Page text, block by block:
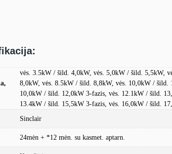
vės. 3.5kW / šild. 4,0kW, vės. 5,0kW / šild. 5,5kW,
8,0kW, vės. 8.5kW / šild. 8,8kW, vės. 10,0kW / šild.
10,0kW / šild. 12,0kW 3-fazis, vės. 12.1kW / šild.
13.4kW / šild. 15,5kW 3-fazis, vės. 16,0kW / šild.
Sinclair
24mėn + *12 mėn. su kasmet. aptarn.